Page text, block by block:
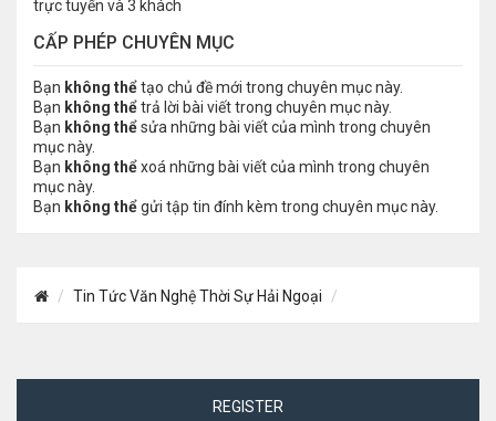
trực tuyến và 3 khách
CẤP PHÉP CHUYÊN MỤC
Bạn không thểtạo chủ đề mới trong chuyên mục này.
Bạn không thểtrả lời bài viết trong chuyên mục này.
Bạn không thểsửa những bài viết của mình trong chuyên
mục này.
Bạn không thểxoá những bài viết của mình trong chuyên
mục này.
Bạn không thểgửi tập tin đính kèm trong chuyên mục này.
Tin Tức Văn Nghệ Thời Sự Hải Ngoại
REGISTER